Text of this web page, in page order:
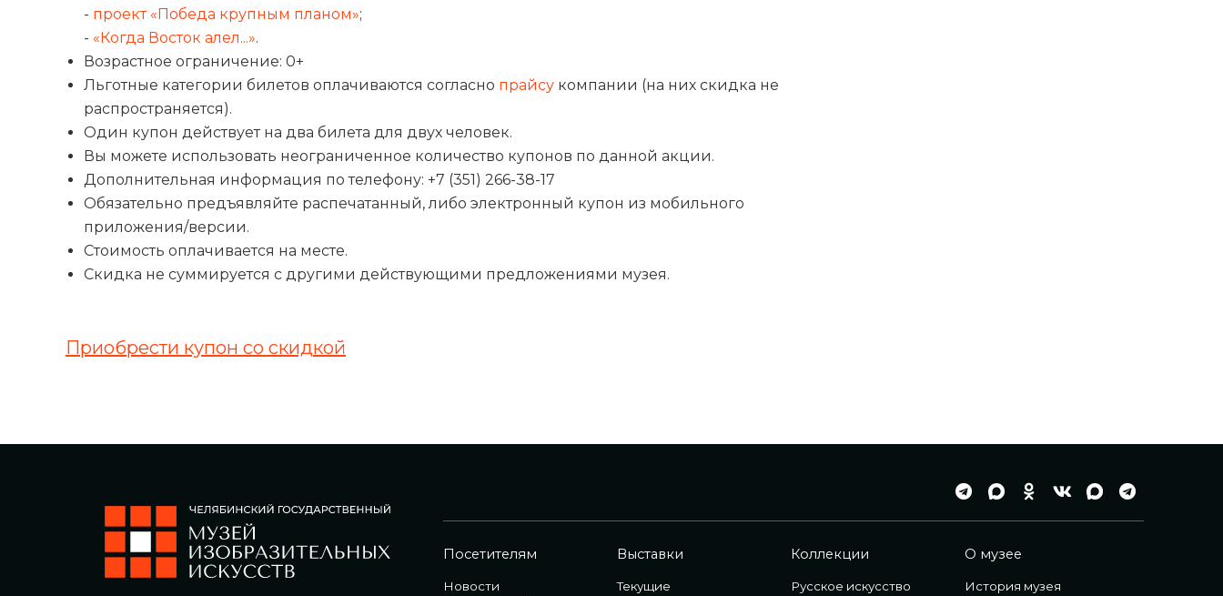
- проект «Победа крупным планом»;
- «Когда Восток алел...».
Возрастное ограничение: 0+
Льготные категории билетов оплачиваются согласно прайсу компании (на них скидка не
распространяется).
Один купон действует на два билета для двух человек.
Вы можете использовать неограниченное количество купонов по данной акции.
Дополнительная информация по телефону: +7 (351) 266-38-17
Обязательно предъявляйте распечатанный, либо электронный купон из мобильного
приложения/версии.
Стоимость оплачивается на месте.
Скидка не суммируется с другими действующими предложениями музея.
Приобрести купон со скидкой
Посетителям
Новости
Выставки
Текущие
Коллекции
Русское искусство
О музее
История музея